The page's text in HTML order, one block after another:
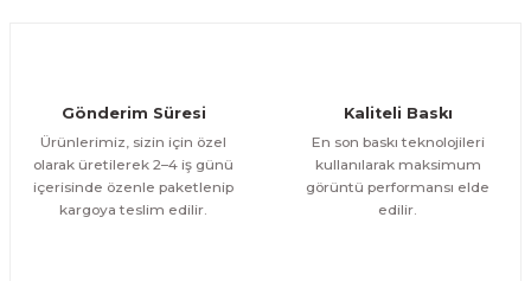
Göl Kenarında Ev Tek Parça Kanvas - Canvas Tablo
1.200,00 TL
1.000,00 TL
ÜRÜNÜ İNCELE
Gönderim Süresi
Ürünlerimiz, sizin için özel
olarak üretilerek 2–4 iş günü
içerisinde özenle paketlenip
kargoya teslim edilir.
Kaliteli Baskı
En son baskı teknolojileri
kullanılarak maksimum
görüntü performansı elde
edilir.